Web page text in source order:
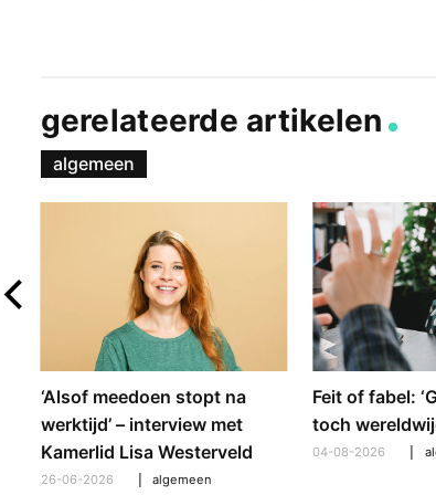
gerelateerde artikelen
algemeen
Feit of fabel:
toch
04-08-2026
‘Alsof meedoen stopt na
werktijd’ – interview met
Kamerlid Lisa Westerveld
26-06-2026 algemeen